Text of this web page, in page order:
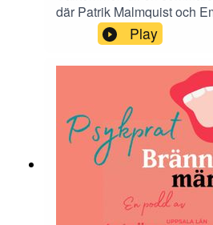
där Patrik Malmquist och
de tolv
antologin Brännmärkt.
stigma och den innehåller
bild. I podcasten får vi höra
Play